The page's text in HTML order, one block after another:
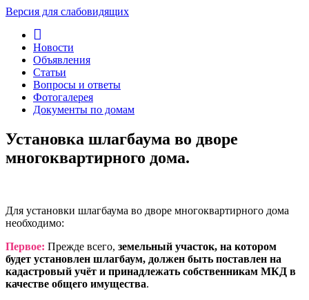
Версия для слабовидящих
Новости
Объявления
Статьи
Вопросы и ответы
Фотогалерея
Документы по домам
Установка шлагбаума во дворе
многоквартирного дома.
Для установки шлагбаума во дворе многоквартирного дома
необходимо:
Первое: Прежде всего, земельный участок, на котором
будет установлен шлагбаум, должен быть поставлен на
кадастровый учёт и принадлежать собственникам МКД в
качестве общего имущества.